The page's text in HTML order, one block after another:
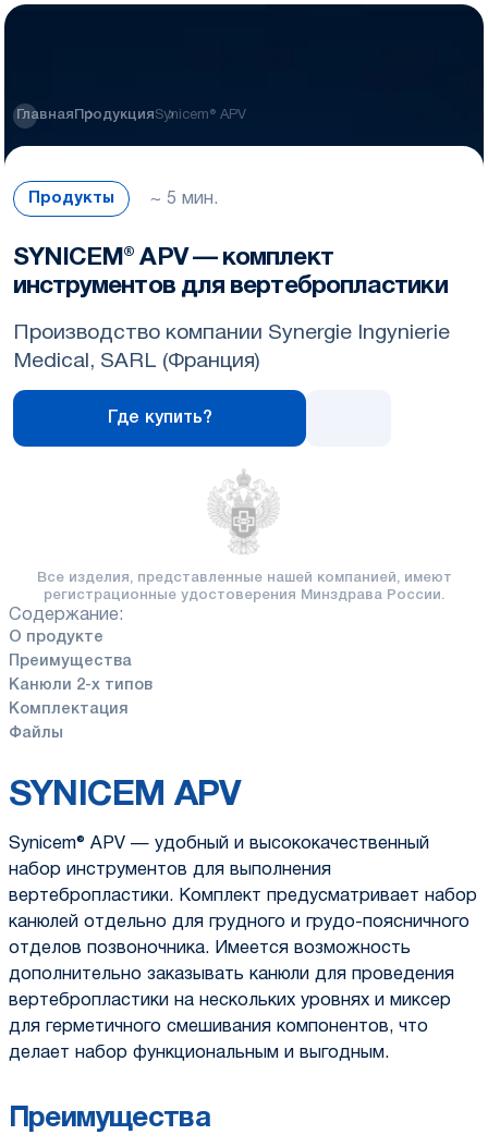
Главная ПродукцияSynicem® APV
Продукты ~ 5 мин.
SYNICEM® APV — комплект
инструментов для вертебропластики
Производство компании Synergie Ingуnierie
Medical, SARL (Франция)
Где купить?
SYNICEM APV
Synicem® APV — удобный и высококачественный
набор инструментов для выполнения
вертебропластики. Комплект предусматривает набор
канюлей отдельно для грудного и грудо-поясничного
отделов позвоночника. Имеется возможность
дополнительно заказывать канюли для проведения
вертебропластики на нескольких уровнях и миксер
для герметичного смешивания компонентов, что
делает набор функциональным и выгодным.
Преимущества
Содержание:
О продукте
Преимущества
Канюли 2-х типов
Комплектация
Файлы
Все изделия, представленные нашей компанией, имеют
регистрационные удостоверения
Минздрава России.